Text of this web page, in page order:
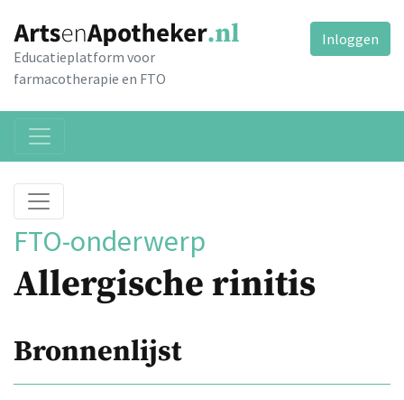
Educatieplatform voor
farmacotherapie en FTO
Inloggen
FTO-onderwerp
Allergische rinitis
Bronnenlijst